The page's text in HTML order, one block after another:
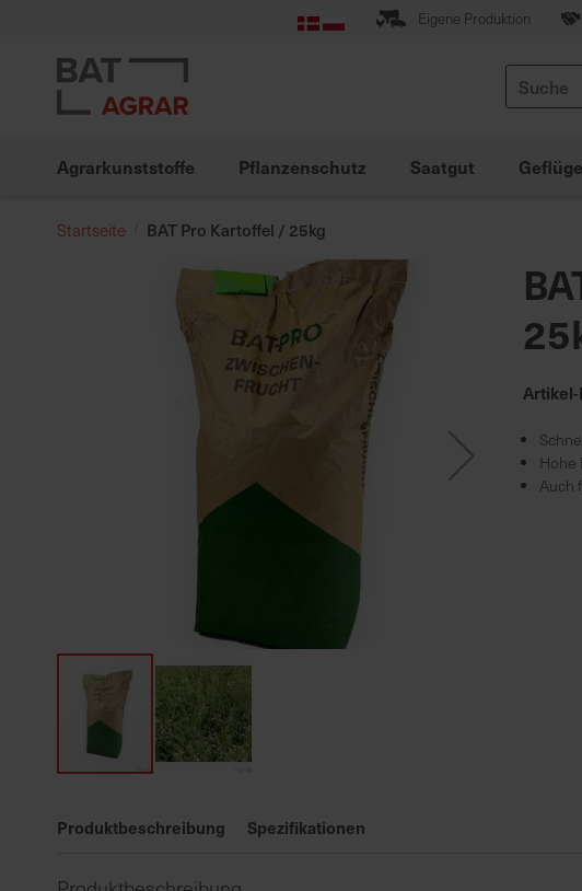
springen
Eigene Produktion
Suche
Agrarkunststoffe Pflanzenschutz Saatgut
Startseite BAT Pro Kartoffel / 25kg
der
Artikel-
Hohe
Auch
Produktbeschreibung Spezifikationen